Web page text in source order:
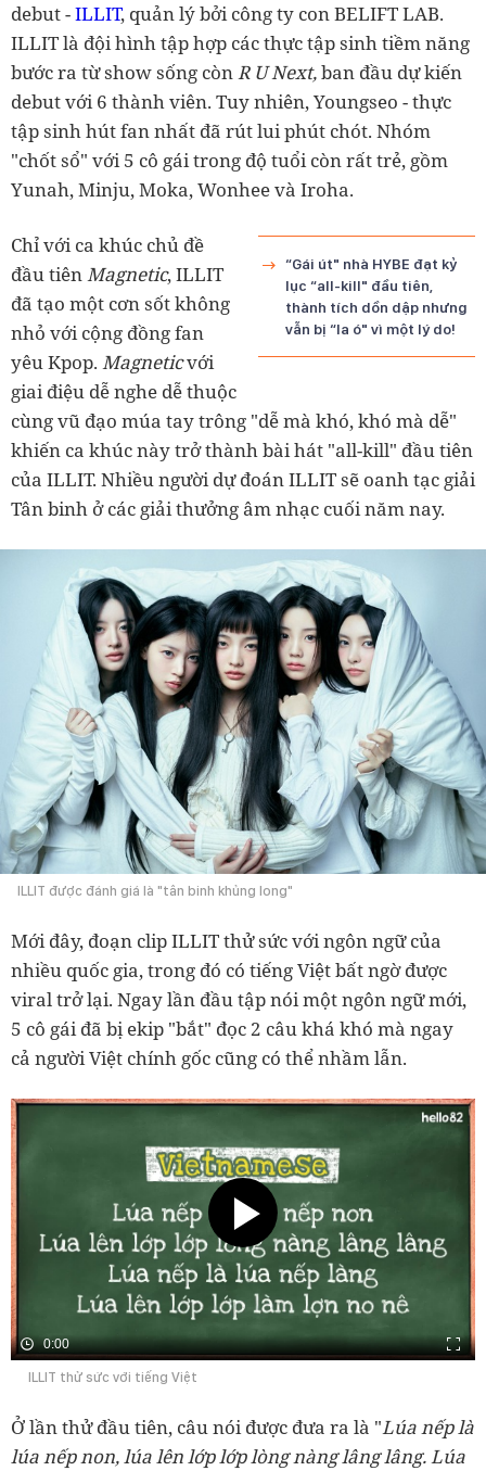
debut -ILLIT, quản lý bởi công ty con BELIFT LAB.
ILLIT là đội hình tập hợp các thực tập sinh tiềm năng
bước ra từ show sống cònR U Next,ban đầu dự kiến
debut với 6 thành viên. Tuy nhiên, Youngseo - thực
tập sinh hút fan nhất đã rút lui phút chót. Nhóm
"chốt sổ" với 5 cô gái trong độ tuổi còn rất trẻ, gồm
Yunah, Minju, Moka, Wonhee và Iroha.
“Gái út" nhà HYBE đạt kỷ
lục “all-kill" đầu tiên,
thành tích dồn dập nhưng
vẫn bị “la ó" vì một lý do!
Chỉ với ca khúc chủ đề
đầu tiênMagnetic, ILLIT
đã tạo một cơn sốt không
nhỏ với cộng đồng fan
yêu Kpop. Magneticvới
giai điệu dễ nghe dễ thuộc
cùng vũ đạo múa tay trông "dễ mà khó, khó mà dễ"
khiến ca khúc này trở thành bài hát "all-kill" đầu tiên
của ILLIT. Nhiều người dự đoán ILLIT sẽ oanh tạc giải
Tân binh ở các giải thưởng âm nhạc cuối năm nay.
ILLIT được đánh giá là "tân binh khủng long"
Mới đây, đoạn clip ILLIT thử sức với ngôn ngữ của
nhiều quốc gia, trong đó có tiếng Việt bất ngờ được
viral trở lại. Ngay lần đầu tập nói một ngôn ngữ mới,
5 cô gái đã bị ekip "bắt" đọc 2 câu khá khó mà ngay
cả người Việt chính gốc cũng có thể nhầm lẫn.
0:00
ILLIT thử sức với tiếng Việt
Ở lần thử đầu tiên, câu nói được đưa ra là "Lúa nếp là
lúa nếp non, lúa lên lớp lớp lòng nàng lâng lâng. Lúa